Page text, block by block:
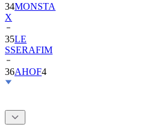
35
SSERAFIM
36AHOF4